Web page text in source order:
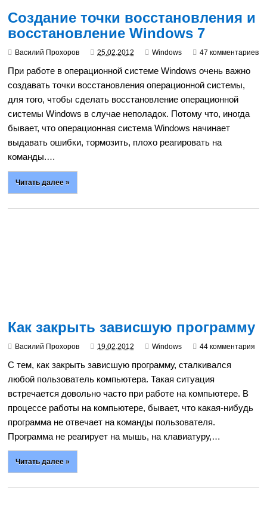
Создание точки восстановления и
восстановление Windows 7
Василий Прохоров 25.02.2012 Windows 47 комментариев
При работе в операционной системе Windows очень важно
создавать точки восстановления операционной системы,
для того, чтобы сделать восстановление операционной
системы Windows в случае неполадок. Потому что, иногда
бывает, что операционная система Windows начинает
выдавать ошибки, тормозить, плохо реагировать на
команды.…
Читать далее »
Как закрыть зависшую программу
Василий Прохоров 19.02.2012 Windows 44 комментария
С тем, как закрыть зависшую программу, сталкивался
любой пользователь компьютера. Такая ситуация
встречается довольно часто при работе на компьютере. В
процессе работы на компьютере, бывает, что какая-нибудь
программа не отвечает на команды пользователя.
Программа не реагирует на мышь, на клавиатуру,…
Читать далее »